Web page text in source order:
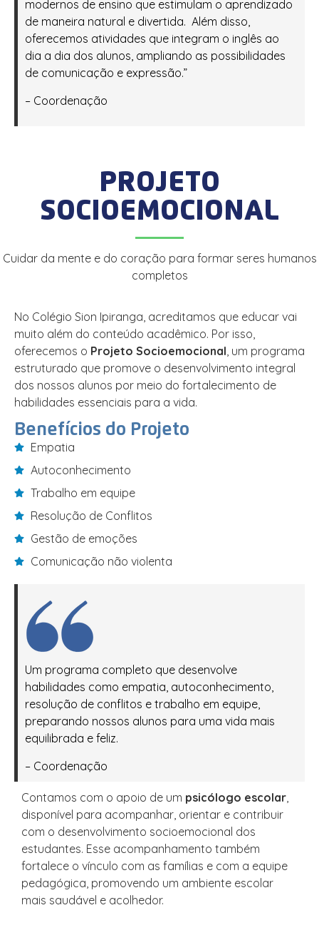
modernos de ensino que estimulam o aprendizado
de maneira natural e divertida. Além disso,
oferecemos atividades que integram o inglês ao
dia a dia dos alunos, ampliando as possibilidades
de comunicação e expressão.”
– Coordenação
PROJETO
SOCIOEMOCIONAL
Cuidar da mente e do coração para formar seres humanos
completos
No Colégio Sion Ipiranga, acreditamos que educar vai
muito além do conteúdo acadêmico. Por isso,
oferecemos o Projeto Socioemocional, um programa
estruturado que promove o desenvolvimento integral
dos nossos alunos por meio do fortalecimento de
habilidades essenciais para a vida.
Benefícios do Projeto
Empatia
Autoconhecimento
Trabalho em equipe
Resolução de Conflitos
Gestão de emoções
Comunicação não violenta
Um programa completo que desenvolve
habilidades como empatia, autoconhecimento,
resolução de conflitos e trabalho em equipe,
preparando nossos alunos para uma vida mais
equilibrada e feliz.
– Coordenação
Contamos com o apoio de um psicólogo escolar
disponível para acompanhar, orientar e contribuir
com o desenvolvimento socioemocional dos
estudantes. Esse acompanhamento também
fortalece o vínculo com as famílias e com a equipe
pedagógica, promovendo um ambiente escolar
mais saudável e acolhedor.